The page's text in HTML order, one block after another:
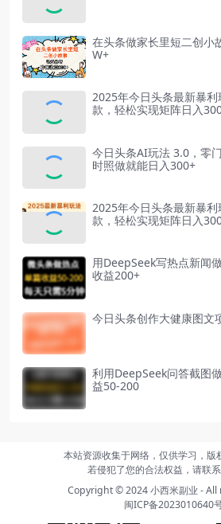
在头条做家长里短二创小
W+
2025年今日头条最新暴
款，轻松实现矩阵日入
今日头条AI玩法 3.0，零
时照做就能日入300+
2025年今日头条最新暴
款，轻松实现矩阵日入
用DeepSeek写热点新闻
收益200+
今日头条创作大健康图文
利用DeepSeek问答截图
益50-200
本站资源收集于网络，仅供学习，版
若侵犯了您的合法权益，请联
Copyright © 2024小西米副业 - All
闽ICP备2023010640